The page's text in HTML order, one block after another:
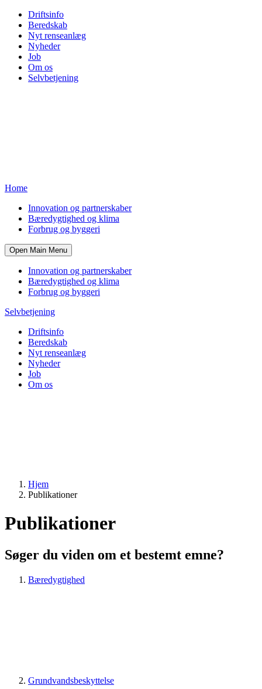
Driftsinfo
Beredskab
Nyt renseanlæg
Nyheder
Job
Om os
Selvbetjening
Home
Innovation og partnerskaber
Bæredygtighed og klima
Forbrug og byggeri
Open Main Menu
Innovation og partnerskaber
Bæredygtighed og klima
Forbrug og byggeri
Selvbetjening
Driftsinfo
Beredskab
Nyt renseanlæg
Nyheder
Job
Om os
Hjem
Publikationer
Publikationer
Søger du viden om et bestemt emne?
Bæredygtighed
Grundvandsbeskyttelse